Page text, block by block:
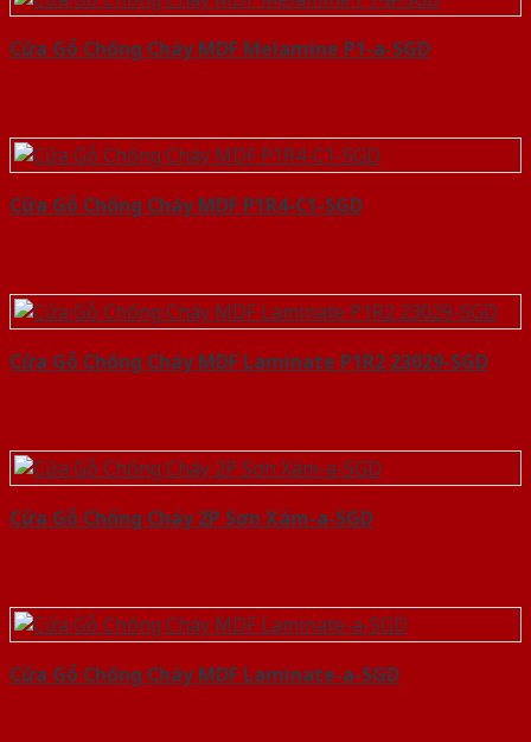
Cửa Gỗ Chống Cháy MDF Melamine P1-a-SGD
Cửa Gỗ Chống Cháy MDF P1R4-C1-SGD
Cửa Gỗ Chống Cháy MDF Laminate P1R2 23029-SGD
Cửa Gỗ Chống Cháy 2P Sơn Xám-a-SGD
Cửa Gỗ Chống Cháy MDF Laminate-a-SGD